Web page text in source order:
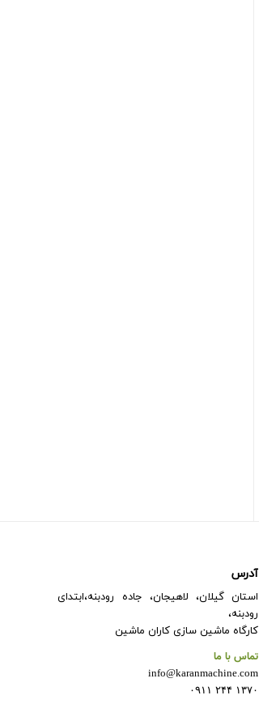
آدرس
استان گیلان، لاهیجان، جاده رودبنه،ابتدای
رودبنه،
کارگاه ماشین سازی کاران ماشین
تماس با ما
info@karanmachine.com
۱۳۷۰ ۲۴۴ ۰۹۱۱